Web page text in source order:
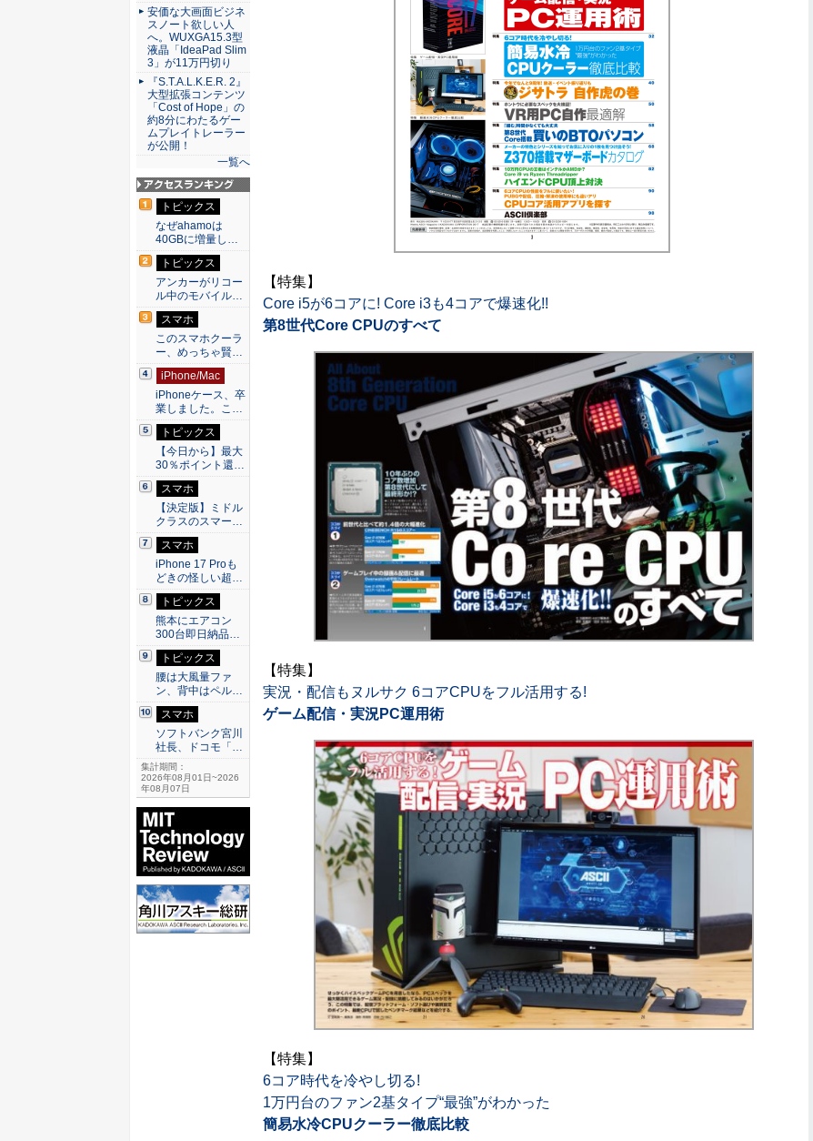
【特集】
Core i5が6コアに! Core i3も4コアで爆速化!!
第8世代Core CPUのすべて
【特集】
実況・配信もヌルサク 6コアCPUをフル活用する!
ゲーム配信・実況PC運用術
【特集】
6コア時代を冷やし切る!
1万円台のファン2基タイプ“最強”がわかった
簡易水冷CPUクーラー徹底比較
安価な大画面ビジネ
スノート欲しい人
へ。WUXGA15.3型
液晶「IdeaPad Slim
3」が11万円切り
『S.T.A.L.K.E.R. 2』
大型拡張コンテンツ
「Cost of Hope」の
約8分にわたるゲー
ムプレイトレーラー
が公開！
一覧へ
アクセスランキン
グ
トピックス
なぜahamoは
40GBに増量し…
トピックス
アンカーがリコー
ル中のモバイル…
スマホ
このスマホクーラ
ー、めっちゃ賢…
iPhone/Mac
iPhoneケース、卒
業しました。こ…
トピックス
【今日から】最大
30％ポイント還…
スマホ
【決定版】ミドル
クラスのスマー…
スマホ
iPhone 17 Proも
どきの怪しい超…
トピックス
熊本にエアコン
300台即日納品…
トピックス
腰は大風量ファ
ン、背中はペル…
スマホ
ソフトバンク宮川
社長、ドコモ「…
集計期間：
2026年08月01日~2026
年08月07日